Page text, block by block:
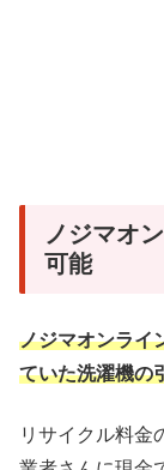
ノジマオ
可能
ノジマオンライ
ていた洗濯機の
リサイクル料金